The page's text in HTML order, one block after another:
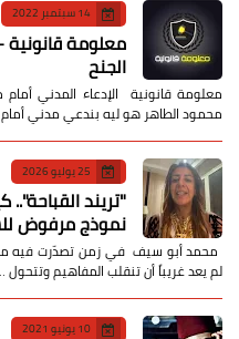
14 سبتمبر 2022
معلومة قانونية
الجنح
معلومة قانونية الإدعاء المدني
محمود الطاهر هو ليه بندعي مدني
25 يوليو 2026
​"تريند
نموذج مرفوض
محمد أبو سيف ​في زمن تصدّرت فيه
لم يعد غريباً أن تنقلب المفاهيم وتتحول
10 يونيو 2021